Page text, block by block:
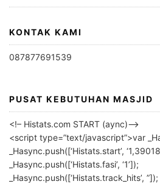
KONTAK KAMI
087877691539
PUSAT KEBUTUHAN MASJID
<!– Histats.com START (aync)–>
<script type=”text/javascript”>var
_Hasync.push([‘Histats.start’,
_Hasync.push([‘Histats.fasi’, ‘1’]);
_Hasync.push([‘Histats.track_hits’, ”]);